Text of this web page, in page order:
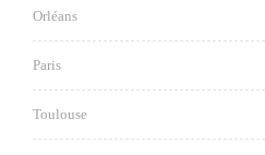
Orléans
Paris
Toulouse